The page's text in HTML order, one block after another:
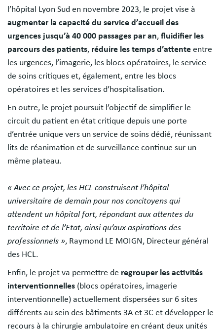
l’hôpital Lyon Sud en novembre 2023, le projet vise à
augmenter la capacité du service d’accueil des
urgences jusqu’à 40 000 passages par an, fluidifier les
parcours des patients, réduire les temps d’attente entre
les urgences, l’imagerie, les blocs opératoires, le service
de soins critiques et, également, entre les blocs
opératoires et les services d’hospitalisation.
En outre, le projet poursuit l’objectif de simplifier le
circuit du patient en état critique depuis une porte
d’entrée unique vers un service de soins dédié, réunissant
lits de réanimation et de surveillance continue sur un
même plateau.
« Avec ce projet, les HCL construisent l’hôpital
universitaire de demain pour nos concitoyens qui
attendent un hôpital fort, répondant aux attentes du
territoire et de l’Etat, ainsi qu’aux aspirations des
professionnels », Raymond LE MOIGN, Directeur général
des HCL.
Enfin, le projet va permettre de regrouper les activités
interventionnelles (blocs opératoires, imagerie
interventionnelle) actuellement dispersées sur 6 sites
différents au sein des bâtiments 3A et 3C et développer le
recours à la chirurgie ambulatoire en créant deux unités